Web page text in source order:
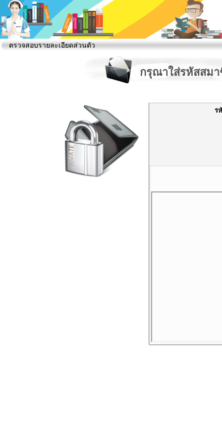
ตรวจสอบรายละเอียดส่วนตัว
กรุณาใส่รหัสสม
ร